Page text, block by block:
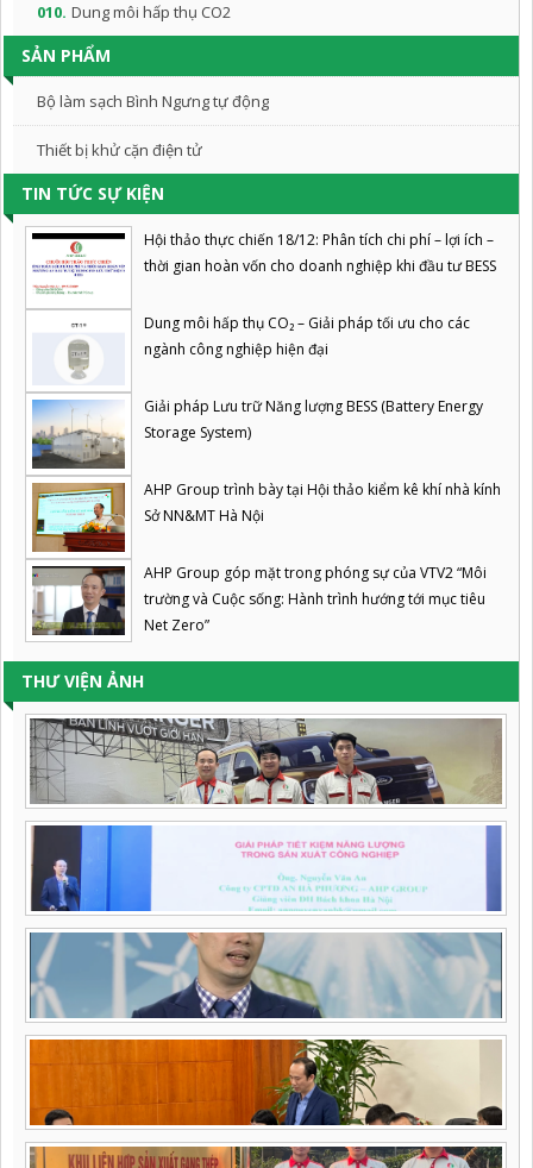
010. Dung môi hấp thụ CO2
SẢN PHẨM
Bộ làm sạch Bình Ngưng tự động
Thiết bị khử cặn điện tử
TIN TỨC SỰ KIỆN
Hội thảo thực chiến 18/12: Phân tích chi phí – lợi ích –
thời gian hoàn vốn cho doanh nghiệp khi đầu tư BESS
Dung môi hấp thụ CO₂ – Giải pháp tối ưu cho các
ngành công nghiệp hiện đại
Giải pháp Lưu trữ Năng lượng BESS (Battery Energy
Storage System)
AHP Group trình bày tại Hội thảo kiểm kê khí nhà kính
Sở NN&MT Hà Nội
AHP Group góp mặt trong phóng sự của VTV2 “Môi
trường và Cuộc sống: Hành trình hướng tới mục tiêu
Net Zero”
THƯ VIỆN ẢNH